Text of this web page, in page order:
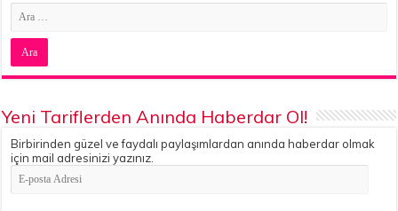
Yeni Tariflerden Anında Haberdar Ol!
Birbirinden güzel ve faydalı paylaşımlardan anında haberdar olmak
için mail adresinizi yazınız.
E-
posta